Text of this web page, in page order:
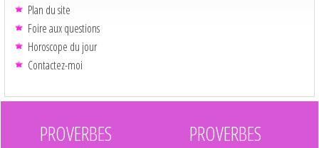
Plan du site
Foire aux questions
Horoscope du jour
Contactez-moi
PROVERBES PROVERBES